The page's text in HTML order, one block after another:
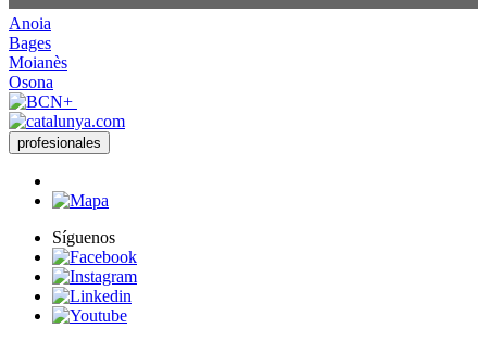
Anoia
Bages
Moianès
Osona
profesionales
Síguenos